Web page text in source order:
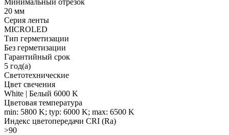
20 мм
Серия ленты
MICROLED
Тип герметизации
Без герметизации
Гарантийный срок
5 год(а)
Светотехнические
Цвет свечения
White | Белый 6000 K
Цветовая температура
min: 5800 K; typ: 6000 K; max: 6500 K
Индекс цветопередачи CRI (Ra)
>90